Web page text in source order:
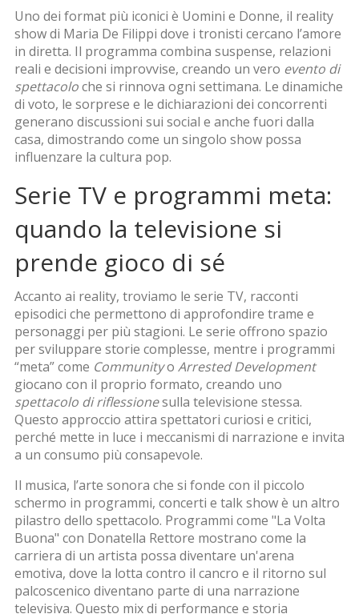
Uno dei format più iconici è Uomini e Donne, il reality
show di Maria De Filippi dove i tronisti cercano l’amore
in diretta. Il programma combina suspense, relazioni
reali e decisioni improvvise, creando un vero evento di
spettacoloche si rinnova ogni settimana. Le dinamiche
di voto, le sorprese e le dichiarazioni dei concorrenti
generano discussioni sui social e anche fuori dalla
casa, dimostrando come un singolo show possa
influenzare la cultura pop.
Serie TV e programmi meta:
quando la televisione si
prende gioco di sé
Accanto ai reality, troviamo le serie TV, racconti
episodici che permettono di approfondire trame e
personaggi per più stagioni. Le serie offrono spazio
per sviluppare storie complesse, mentre i programmi
“meta” come Communityo Arrested Development
giocano con il proprio formato, creando uno
spettacolo di riflessionesulla televisione stessa.
Questo approccio attira spettatori curiosi e critici,
perché mette in luce i meccanismi di narrazione e invita
a un consumo più consapevole.
Il musica, l’arte sonora che si fonde con il piccolo
schermo in programmi, concerti e talk showè un altro
pilastro dello spettacolo. Programmi come "La Volta
Buona" con Donatella Rettore mostrano come la
carriera di un artista possa diventare un'arena
emotiva, dove la lotta contro il cancro e il ritorno sul
palcoscenico diventano parte di una narrazione
televisiva. Questo mix di performance e storia